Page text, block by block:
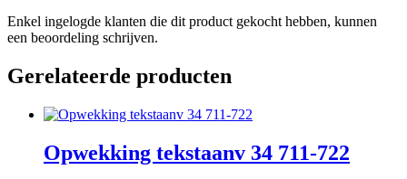
Enkel ingelogde klanten die dit product gekocht hebben, kunnen
een beoordeling schrijven.
Gerelateerde producten
Opwekking tekstaanv 34 711-722